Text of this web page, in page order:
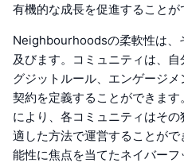
有機的な成長を促進することが
Neighbourhoodsの柔軟性は、
及びます。コミュニティは、
グジットルール、エンゲージ
契約を定義することができま
により、各コミュニティはそ
適した方法で運営することが
能性に焦点を当てたネイバー